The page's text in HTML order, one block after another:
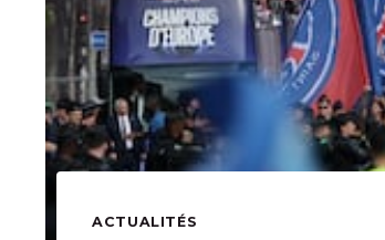
ACTUALITÉS